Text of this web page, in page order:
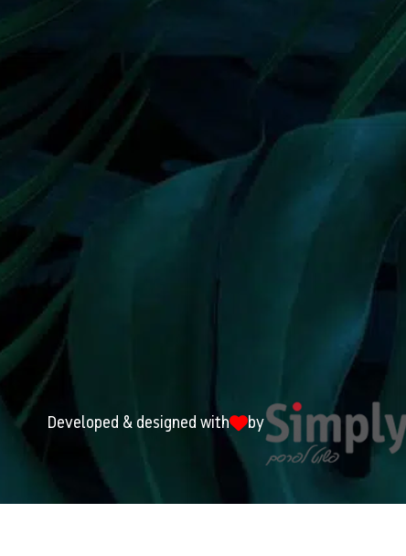
Developed & designed with by